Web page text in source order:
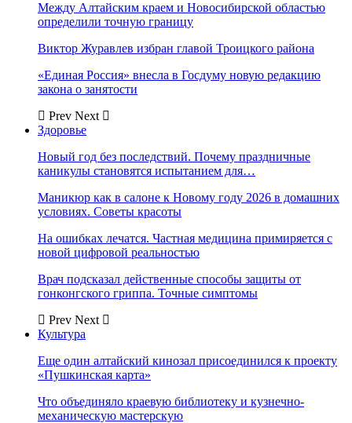
Между Алтайским краем и Новосибирской областью
определили точную границу
Виктор Журавлев избран главой Троицкого района
«Единая Россия» внесла в Госдуму новую редакцию
закона о занятости
Prev Next
Здоровье
Новый год без последствий. Почему праздничные
каникулы становятся испытанием для…
Маникюр как в салоне к Новому году 2026 в домашних
условиях. Советы красоты
На ошибках лечатся. Частная медицина примиряется с
новой цифровой реальностью
Врач подсказал действенные способы защиты от
гонконгского гриппа. Точные симптомы
Prev Next
Культура
Еще один алтайский кинозал присоединился к проекту
«Пушкинская карта»
Что объединяло краевую библиотеку и кузнечно-
механическую мастерскую